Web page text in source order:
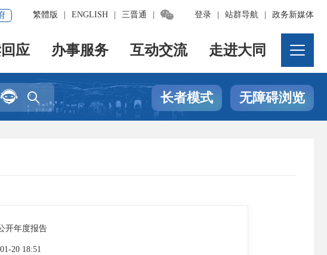
登录 站群导航 政务新媒体
繁體版 ENGLISH 三晋通 
应 办事服务 互动交流 走进大同

 长者模式 无障碍浏览
开年度报告
20 18:51